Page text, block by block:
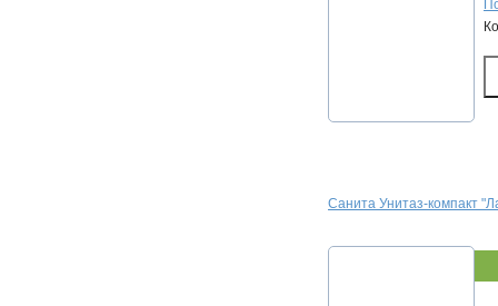
Санита Унитаз-компакт